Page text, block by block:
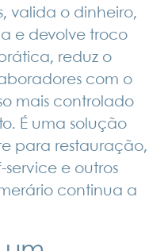
valida o dinheiro,
e devolve troco
reduz o
com o
mais controlado
É uma solução
para restauração,
service e outros
continua a